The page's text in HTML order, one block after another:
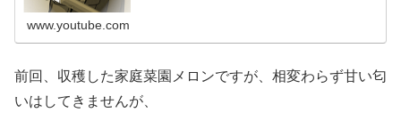
www.youtube.com
前回、収穫した家庭菜園メロンですが、相変わらず甘い匂
いはしてきませんが、